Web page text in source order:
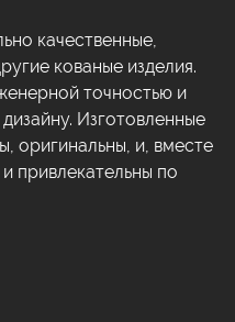
качественные,
кованые изделия.
точностью и
Изготовленные
оригинальны, и, вместе
привлекательны по